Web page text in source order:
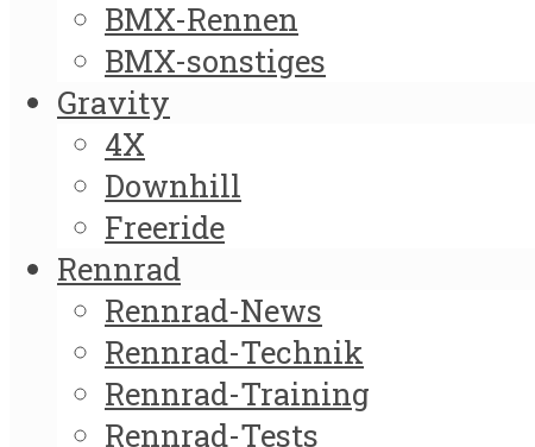
BMX-Rennen
BMX-sonstiges
Gravity
4X
Downhill
Freeride
Rennrad
Rennrad-News
Rennrad-Technik
Rennrad-Training
Rennrad-Tests